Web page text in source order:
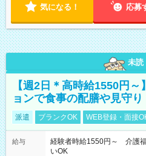
気になる！ 応募
未読
【週2日＊高時給1550円
ョンで食事の配膳や見守
派遣 ブランクOK WEB登録・面接
給与
経験者時給1550円～ 介護
いOK